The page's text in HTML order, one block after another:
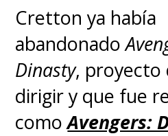
Cretton ya había
abandonado
Dinasty, proyecto
dirigir y que fue
comoAvengers: